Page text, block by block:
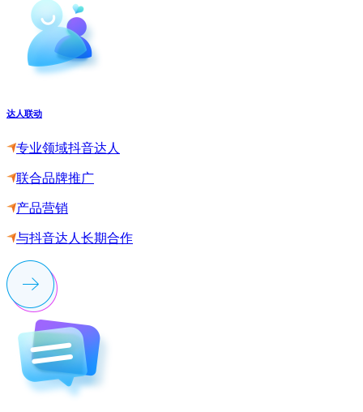
达人联动
专业领域抖音达人
联合品牌推广
产品营销
与抖音达人长期合作